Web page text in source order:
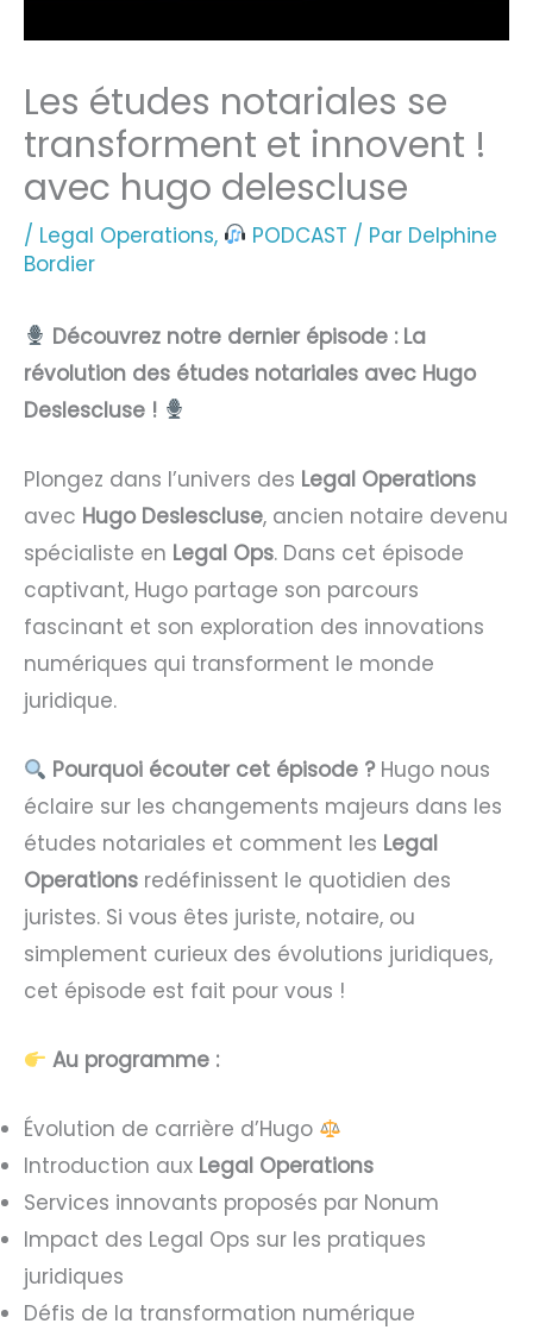
Les études notariales se
transforment et innovent !
avec hugo delescluse
/ Legal Operations, PODCAST / Par Delphine
Bordier
Découvrez notre dernier épisode : La
révolution des études notariales avec Hugo
Deslescluse !
Plongez dans l’univers des Legal Operations
avec Hugo Deslescluse, ancien notaire devenu
spécialiste en Legal Ops. Dans cet épisode
captivant, Hugo partage son parcours
fascinant et son exploration des innovations
numériques qui transforment le monde
juridique.
Pourquoi écouter cet épisode ?Hugo nous
éclaire sur les changements majeurs dans les
études notariales et comment les Legal
Operations redéfinissent le quotidien des
juristes. Si vous êtes juriste, notaire, ou
simplement curieux des évolutions juridiques,
cet épisode est fait pour vous !
Au programme :
Évolution de carrière d’Hugo
Introduction aux Legal Operations
Services innovants proposés par Nonum
Impact des Legal Ops sur les pratiques
juridiques
Défis de la transformation numérique